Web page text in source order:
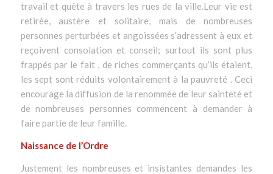
travail et quête à travers les rues de la ville.Leur vie est
retirée, austère et solitaire, mais de nombreuses
personnes perturbées et angoissées s’adressent à eux et
reçoivent consolation et conseil; surtout ils sont plus
frappés par le fait , de riches commerçants qu’ils étaient,
les sept sont réduits volontairement à la pauvreté . Ceci
encourage la diffusion de la renommée de leur sainteté et
de nombreuses personnes commencent à demander à
faire partie de leur famille.
Naissance de l’Ordre
Justement les nombreuses et insistantes demandes les